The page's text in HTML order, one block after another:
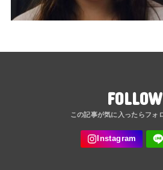
FOLLOW